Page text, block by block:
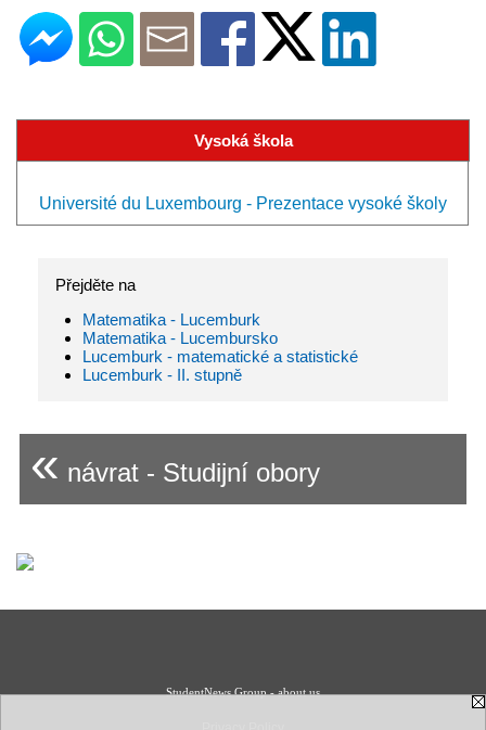
Vysoká škola
Université du Luxembourg - Prezentace vysoké školy
Přejděte na
Matematika - Lucemburk
Matematika - Lucembursko
Lucemburk - matematické a statistické
Lucemburk - II. stupně
« návrat - Studijní obory
StudentNews Group - about us